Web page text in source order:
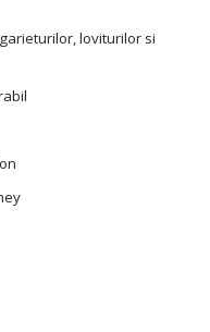
loviturilor si